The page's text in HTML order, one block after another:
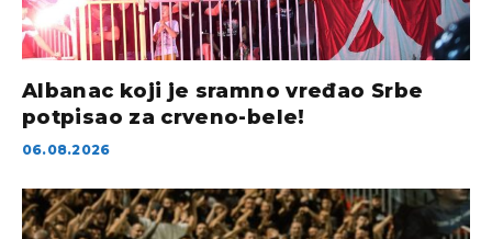
Albanac koji je sramno vređao Srbe
potpisao za crveno-bele!
06.08.2026